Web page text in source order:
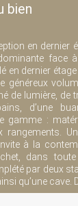
bien
en dernier
face
en dernier
généreux
de lumière, de
d’une
gamme :
rangements.
à la
dans
par deux
qu’une cave.